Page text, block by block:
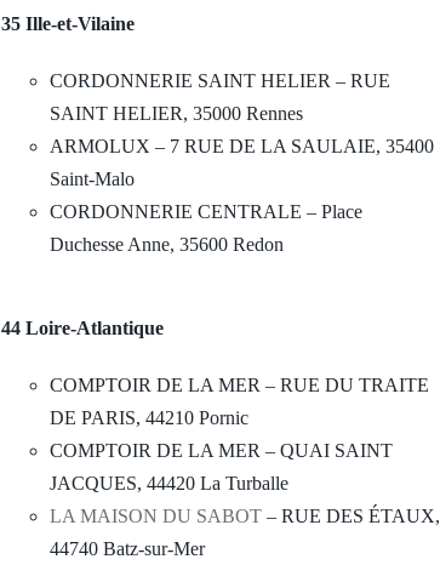
35 Ille-et-Vilaine
CORDONNERIE SAINT HELIER – RUE
SAINT HELIER, 35000 Rennes
ARMOLUX – 7 RUE DE LA SAULAIE, 35400
Saint-Malo
CORDONNERIE CENTRALE – Place
Duchesse Anne, 35600 Redon
44 Loire-Atlantique
COMPTOIR DE LA MER – RUE DU TRAITE
DE PARIS, 44210 Pornic
COMPTOIR DE LA MER – QUAI SAINT
JACQUES, 44420 La Turballe
LA MAISON DU SABOT – RUE DES ÉTAUX,
44740 Batz-sur-Mer